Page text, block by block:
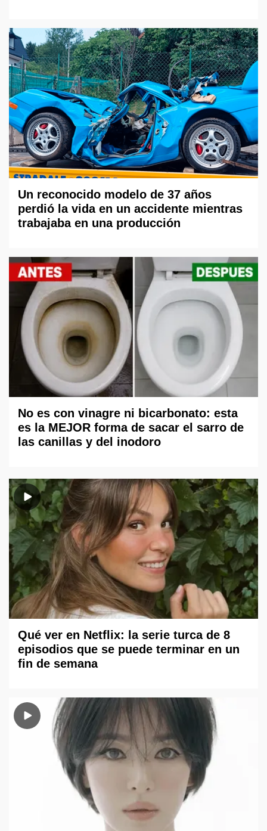
Un reconocido modelo de 37 años
perdió la vida en un accidente mientras
trabajaba en una producción
No es con vinagre ni bicarbonato: esta
es la MEJOR forma de sacar el sarro de
las canillas y del inodoro
Qué ver en Netflix: la serie turca de 8
episodios que se puede terminar en un
fin de semana